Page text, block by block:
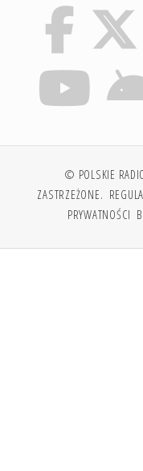
© POLSKIE
ZASTRZEŻONE.
PRYWATNOŚCI